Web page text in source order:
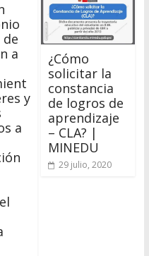
a
y
a
¿Cómo
solicitar la
constancia
de logros de
aprendizaje
– CLA? |
MINEDU
29 julio, 2020